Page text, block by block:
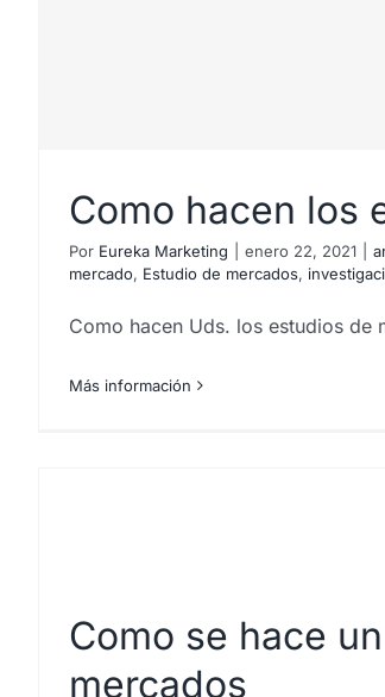
Como hacen los
Por Eureka Marketing enero 22, 2021
mercado, Estudio de mercados,
Como hacen Uds. los estudios de
Más información
Como se hace
mercados